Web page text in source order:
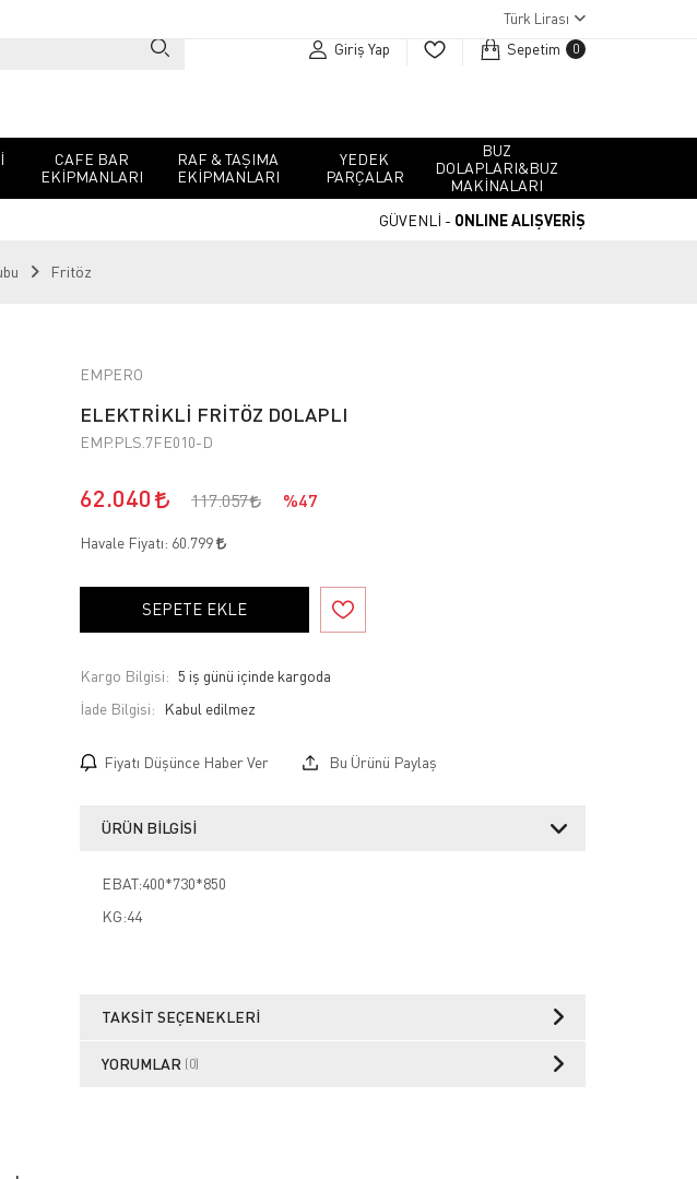
Türk Lirası
Giriş Yap Sepetim 0
CAFE BAR
EKIPMANLARI
RAF & TAŞIMA
EKIPMANLARI
YEDEK
PARÇALAR
BUZ
DOLAPLARI&BUZ
MAKINALARI
GÜVENLİ - ONLINE ALIŞVERİŞ
Fritöz
EMPERO
ELEKTRİKLİ FRİTÖZ DOLAPLI
EMP.PLS.7FE010-D
62.040 117.057 %47
Havale Fiyatı: 60.799
SEPETE EKLE
Kargo Bilgisi: 5 iş günü içinde kargoda
İade Bilgisi:
Fiyatı Düşünce Haber Ver Bu Ürünü Paylaş
ÜRÜN BILGISI
EBAT:400*730*850
KG:44
TAKSIT SEÇENEKLERI
YORUMLAR (0)